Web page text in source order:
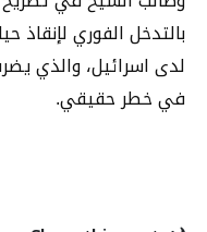
بالتدخل الفوري لإنقاذ
لدى اسرائيل، والذي
في خطر حقيقي.